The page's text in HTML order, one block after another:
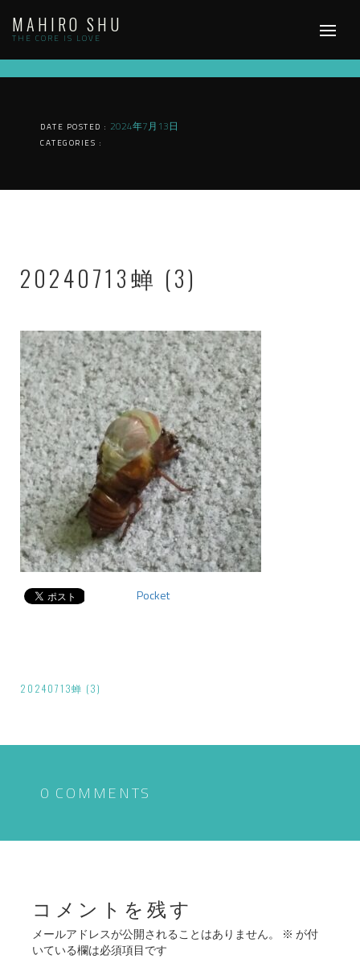
content
MAHIRO SHU
THE CORE IS LOVE
DATE POSTED : 2024年7月13日
CATEGORIES :
20240713蝉 (3)
Pocket
投
ナ
シ
20240713蝉 (3)
0 COMMENTS
コメントを残す
メールアドレスが公開されることはありません。 ※ が付
いている欄は必須項目です